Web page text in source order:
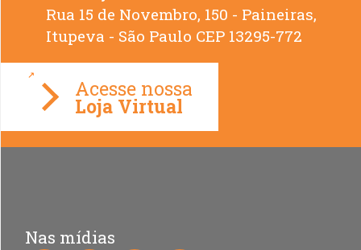
Rua 15 de Novembro, 150 - Paineiras,
Loja Virtual
Nas mídias